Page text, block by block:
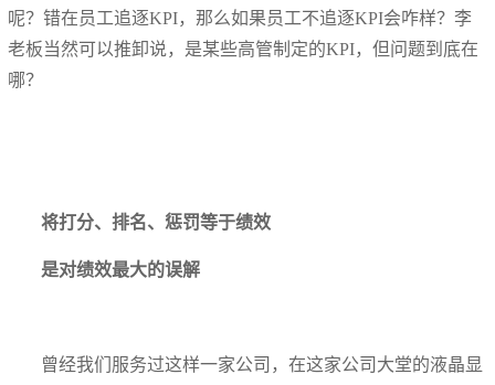
呢？错在员工追逐KPI，那么如果员工不追逐KPI会咋样？李
老板当然可以推卸说，是某些高管制定的KPI，但问题到底在
哪？
将打分、排名、惩罚等于绩效
是对绩效最大的误解
曾经我们服务过这样一家公司，在这家公司大堂的液晶显